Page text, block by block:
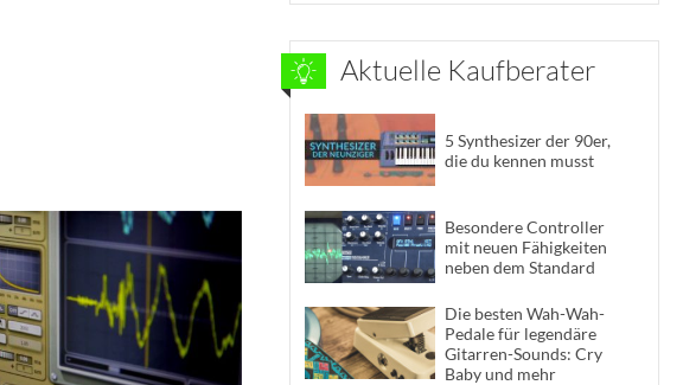
Aktuelle Kaufberater
5 Synthesizer der 90er,
die du kennen musst
Besondere Controller
mit neuen Fähigkeiten
neben dem Standard
Die besten Wah-Wah-
Pedale für legendäre
Gitarren-Sounds: Cry
Baby und mehr